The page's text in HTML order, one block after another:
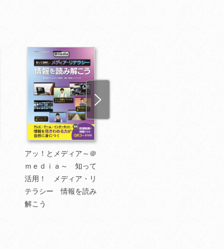
アッ！とメディア～＠
ｍｅｄｉａ～ 知って
活用！ メディア・リ
テラシー 情報を読み
解こう